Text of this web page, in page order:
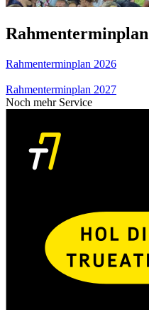
Rahmenterminplan
Rahmenterminplan 2026
Rahmenterminplan 2027
Noch mehr Service